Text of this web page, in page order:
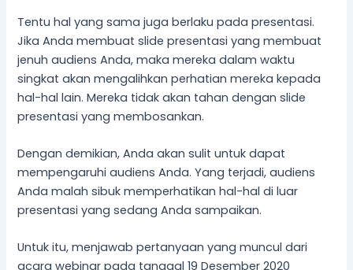
Tentu hal yang sama juga berlaku pada presentasi.
Jika Anda membuat slide presentasi yang membuat
jenuh audiens Anda, maka mereka dalam waktu
singkat akan mengalihkan perhatian mereka kepada
hal-hal lain. Mereka tidak akan tahan dengan slide
presentasi yang membosankan.
Dengan demikian, Anda akan sulit untuk dapat
mempengaruhi audiens Anda. Yang terjadi, audiens
Anda malah sibuk memperhatikan hal-hal di luar
presentasi yang sedang Anda sampaikan.
Untuk itu, menjawab pertanyaan yang muncul dari
acara webinar pada tanggal 19 Desember 2020